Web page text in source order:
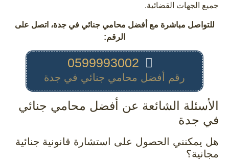
جميع الجهات القضائية.
للتواصل مباشرة مع أفضل محامي جنائي في جدة، اتصل على
الرقم:
رقم أفضل محامي جنائي في جدة
الأسئلة الشائعة عن أفضل محامي جنائي
في جدة
هل يمكنني الحصول على استشارة قانونية جنائية
مجانية؟